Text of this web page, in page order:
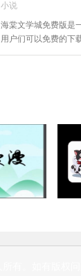
小说
海棠文学城免费版是
用户们可以免费的下
的详细，绝对是无弹